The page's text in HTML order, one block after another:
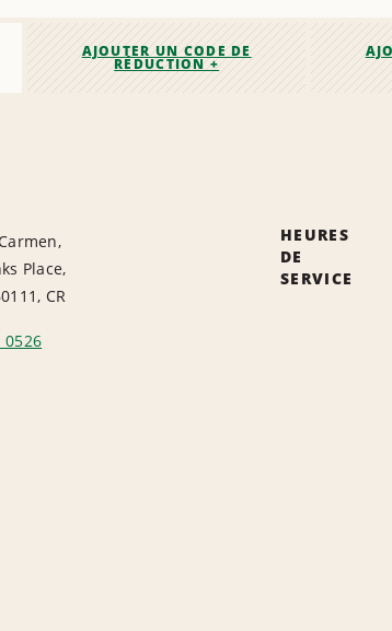
AJOUTER UN CODE DE
RÉDUCTION +
Place,
CR
0526
HEURES
DE
SERVICE